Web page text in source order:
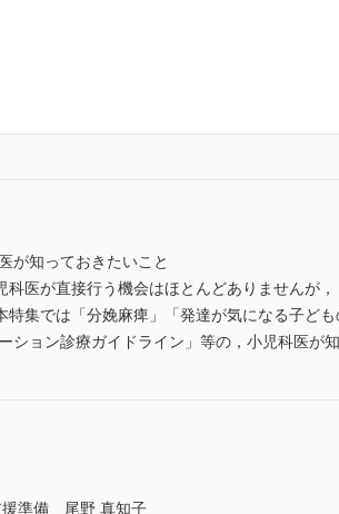
が知っておきたいこと
医が直接行う機会はほとんどありませんが
特集では「分娩麻痺」「発達が気になる子ど
ション診療ガイドライン」等の，小児科医が
援準備 尾野 真知子